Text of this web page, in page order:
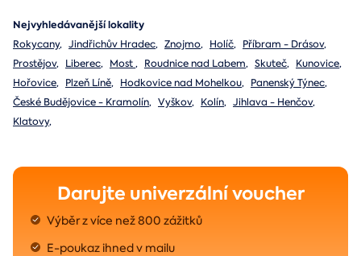
Nejvyhledávanější lokality
Rokycany, Jindřichův Hradec, Znojmo, Holíč, Příbram - Drásov,
Prostějov, Liberec, Most, Roudnice nad Labem, Skuteč, Kunovice,
Hořovice, Plzeň Líně, Hodkovice nad Mohelkou, Panenský Týnec,
České Budějovice - Kramolín, Vyškov, Kolín, Jihlava - Henčov,
Klatovy,
Darujte univerzální voucher
Výběr z více než 800 zážitků
E-poukaz ihned v mailu